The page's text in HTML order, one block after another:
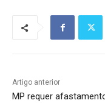
Artigo anterior
MP requer